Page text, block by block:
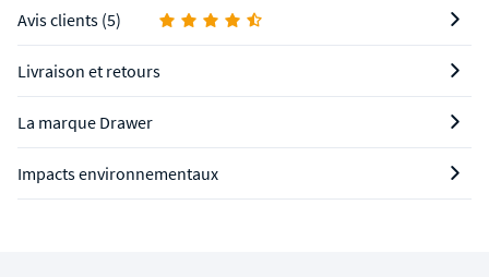
Avis clients (5)
Livraison et retours
La marque Drawer
Impacts environnementaux